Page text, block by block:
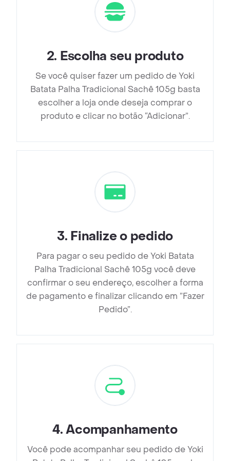
2. Escolha seu produto
Se você quiser fazer um pedido de Yoki
Batata Palha Tradicional Sachê 105g basta
escolher a loja onde deseja comprar o
produto e clicar no botão “Adicionar”.
3. Finalize o pedido
Para pagar o seu pedido de Yoki Batata
Palha Tradicional Sachê 105g você deve
confirmar o seu endereço, escolher a forma
de pagamento e finalizar clicando em ”Fazer
Pedido”.
4.Acompanhamento
Você pode acompanhar seu pedido de Yoki